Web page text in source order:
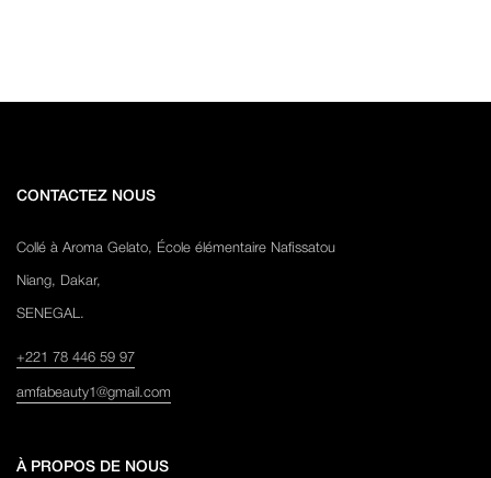
CONTACTEZ NOUS
Collé à Aroma Gelato, École élémentaire Nafissatou
Niang, Dakar,
SENEGAL.
+221 78 446 59 97
amfabeauty1@gmail.com
À PROPOS DE NOUS